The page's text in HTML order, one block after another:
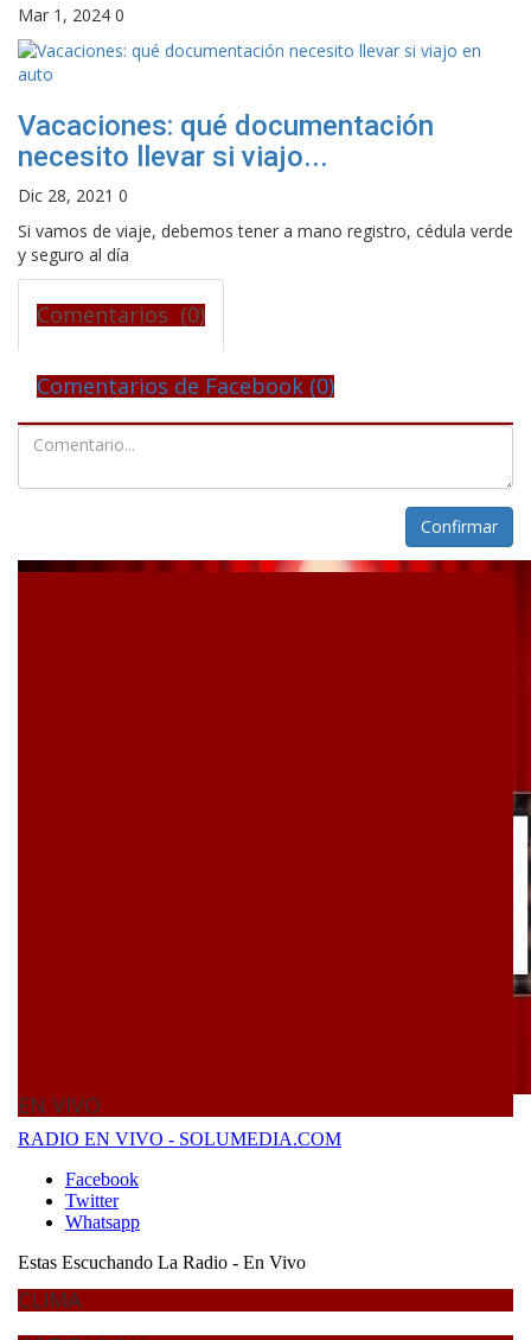
Mar 1, 2024 0
Vacaciones: qué documentación
necesito llevar si viajo...
Dic 28, 2021 0
Si vamos de viaje, debemos tener a mano registro, cédula verde
y seguro al día
Comentarios (0)
Comentarios de Facebook (0)
Confirmar
EN VIVO
CLIMA